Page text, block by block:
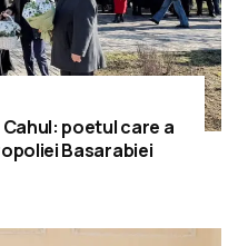
poetul care a
Basarabiei